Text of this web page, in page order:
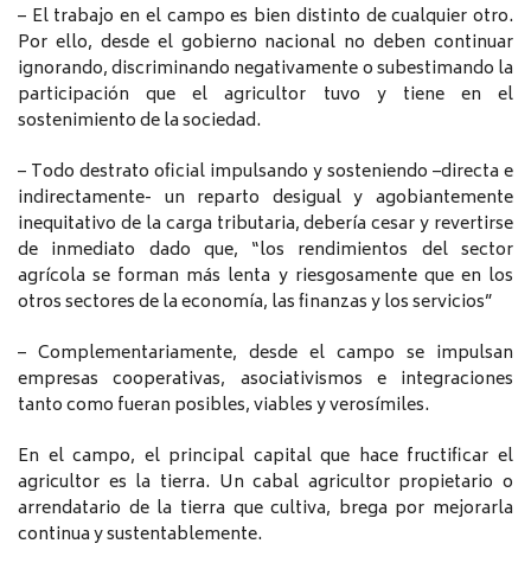
– El trabajo en el campo es bien distinto de cualquier otro.
Por ello, desde el gobierno nacional no deben continuar
ignorando, discriminando negativamente o subestimando la
participación que el agricultor tuvo y tiene en el
sostenimiento de la sociedad.
– Todo destrato oficial impulsando y sosteniendo –directa e
indirectamente- un reparto desigual y agobiantemente
inequitativo de la carga tributaria, debería cesar y revertirse
de inmediato dado que, “los rendimientos del sector
agrícola se forman más lenta y riesgosamente que en los
otros sectores de la economía, las finanzas y los servicios”
– Complementariamente, desde el campo se impulsan
empresas cooperativas, asociativismos e integraciones
tanto como fueran posibles, viables y verosímiles.
En el campo, el principal capital que hace fructificar el
agricultor es la tierra. Un cabal agricultor propietario o
arrendatario de la tierra que cultiva, brega por mejorarla
continua y sustentablemente.